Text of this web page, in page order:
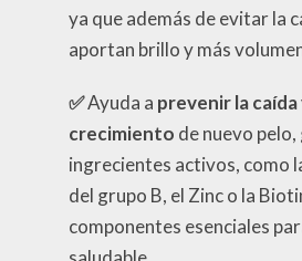
ya que además de evitar la
aportan brillo y más
✅Ayuda a prevenir la
crecimiento de nuevo pelo,
ingrecientes activos, como
del grupo B, el Zinc o la
componentes esenciales